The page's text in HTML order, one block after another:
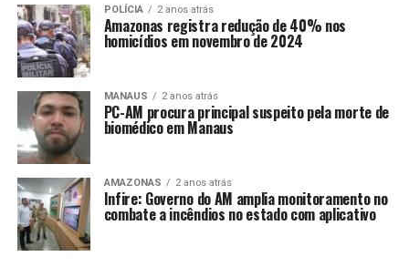
POLÍCIA 2 anos atrás
Amazonas registra redução de 40% nos
homicídios em novembro de 2024
MANAUS 2 anos atrás
PC-AM procura principal suspeito pela morte de
biomédico em Manaus
AMAZONAS 2 anos atrás
Infire: Governo do AM amplia monitoramento no
combate a incêndios no estado com aplicativo